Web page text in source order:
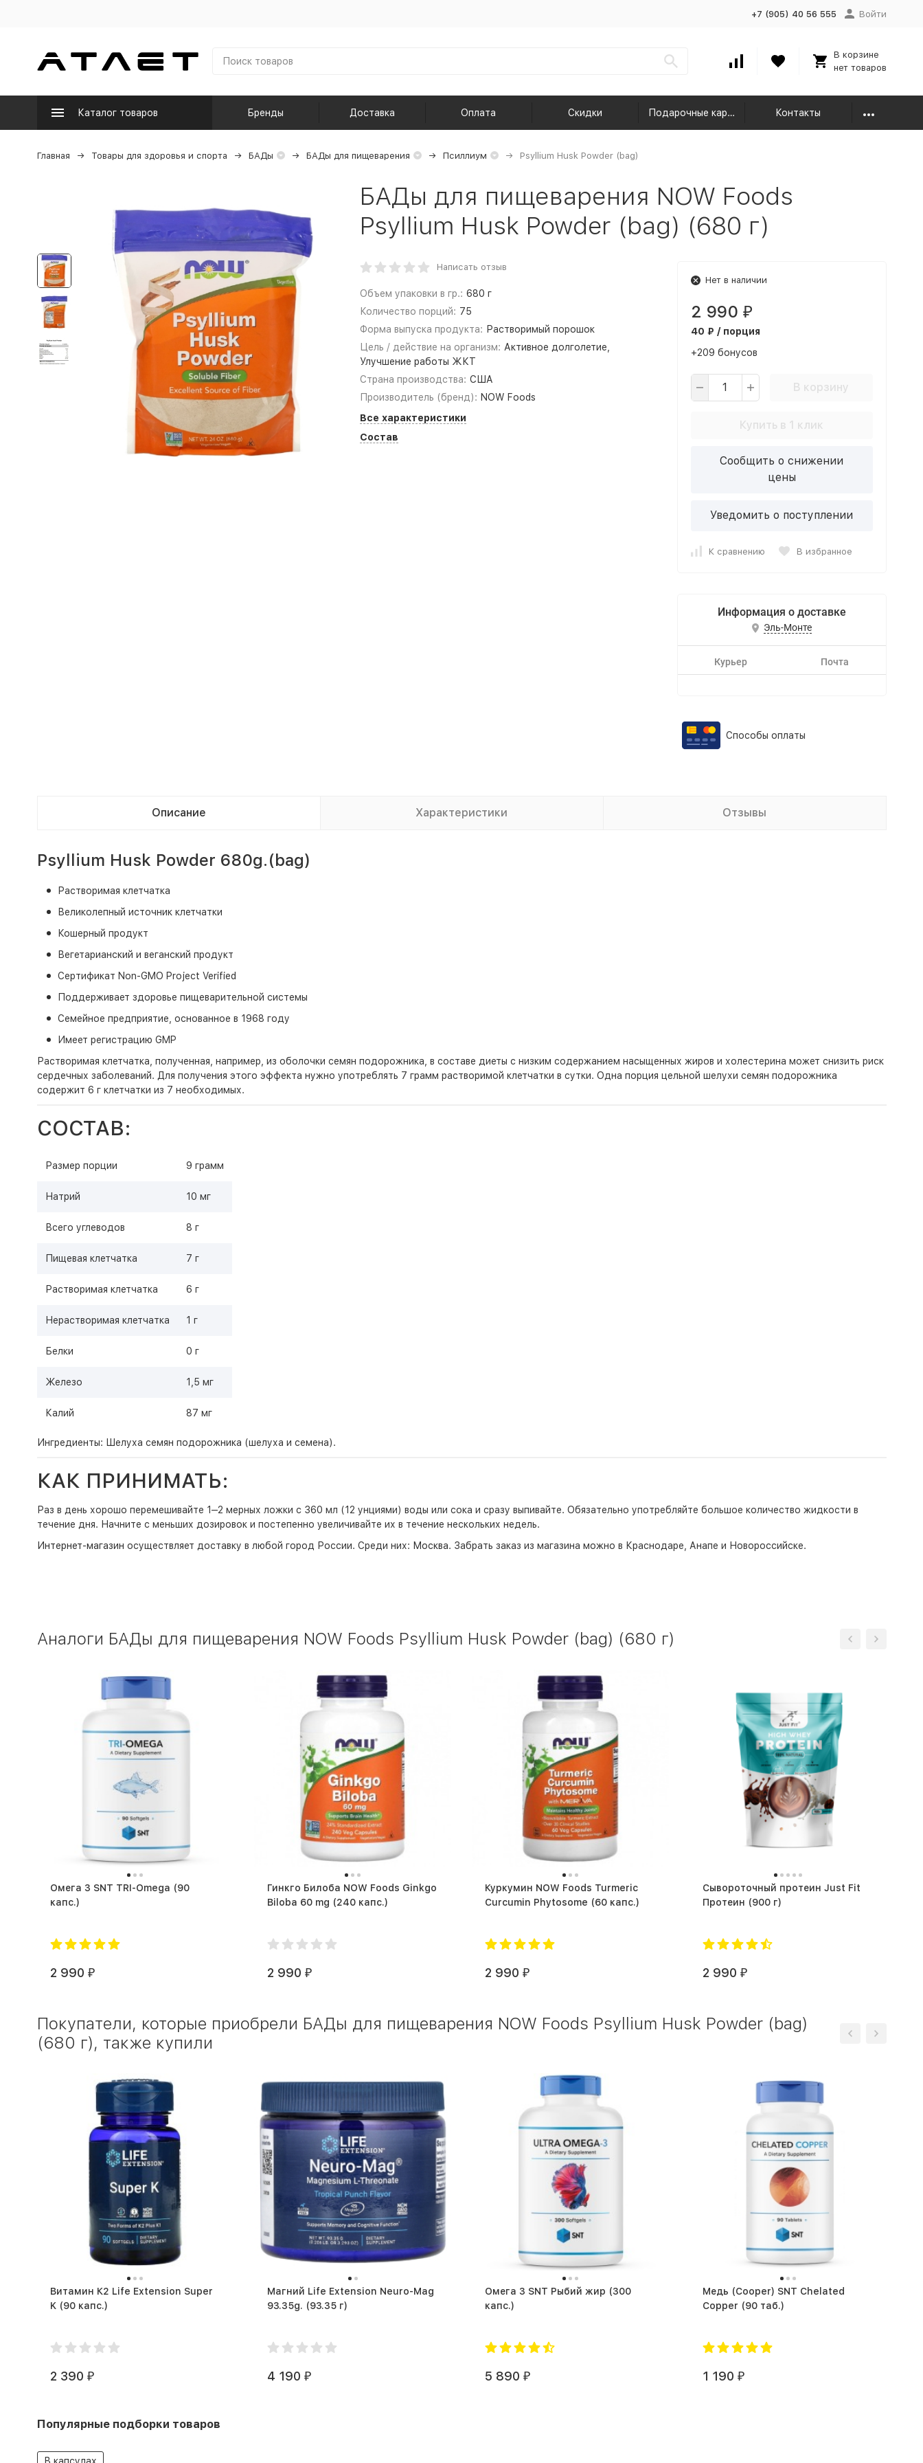
+7 (905) 40 56 555 Войти
В корзине
нет товаров
Каталог товаров Бренды Доставка Оплата Скидки Подарочные карты Контакты
Главная Товары для здоровья и спорта БАДы БАДы для пищеварения Псиллиум Psyllium Husk Powder (bag)
БАДы для пищеварения NOW Foods
Psyllium Husk Powder (bag) (680 г)
Написать отзыв
Объем упаковки в гр.: 680 г
Количество порций: 75
Форма выпуска продукта: Растворимый порошок
Цель / действие на организм: Активное долголетие,
Улучшение работы ЖКТ
Страна производства: США
Производитель (бренд): NOW Foods
Все характеристики
Состав
Нет в наличии
2 990 ₽
40 ₽ / порция
+209 бонусов
В корзину
Купить в 1 клик
Сообщить о снижении
цены
Уведомить о поступлении
К сравнению В избранное
Информация о доставке
Эль-Монте
Курьер Почта
Способы оплаты
Описание Характеристики Отзывы
Psyllium Husk Powder 680g.(bag)
Растворимая клетчатка
Великолепный источник клетчатки
Кошерный продукт
Вегетарианский и веганский продукт
Сертификат Non-GMO Project Verified
Поддерживает здоровье пищеварительной системы
Семейное предприятие, основанное в 1968 году
Имеет регистрацию GMP
Растворимая клетчатка, полученная, например, из оболочки семян подорожника, в составе диеты с низким содержанием насыщенных жиров и холестерина может снизить риск
сердечных заболеваний. Для получения этого эффекта нужно употреблять 7 грамм растворимой клетчатки в сутки. Одна порция цельной шелухи семян подорожника
содержит 6 г клетчатки из 7 необходимых.
СОСТАВ:
Размер порции 9 грамм
Натрий 10 мг
Всего углеводов 8 г
Пищевая клетчатка 7 г
Растворимая клетчатка 6 г
Нерастворимая клетчатка 1 г
Белки 0 г
Железо 1,5 мг
Калий 87 мг
Ингредиенты: Шелуха семян подорожника (шелуха и семена).
КАК ПРИНИМАТЬ:
Раз в день хорошо перемешивайте 1‒2 мерных ложки с 360 мл (12 унциями) воды или сока и сразу выпивайте. Обязательно употребляйте большое количество жидкости в
течение дня. Начните с меньших дозировок и постепенно увеличивайте их в течение нескольких недель.
Интернет-магазин осуществляет доставку в любой город России. Среди них: Москва. Забрать заказ из магазина можно в Краснодаре, Анапе и Новороссийске.
Аналоги БАДы для пищеварения NOW Foods Psyllium Husk Powder (bag) (680 г)
Омега 3 SNT TRI-Omega (90
капс.)
2 990 ₽
Гинкго Билоба NOW Foods Ginkgo
Biloba 60 mg (240 капс.)
2 990 ₽
Куркумин NOW Foods Turmeric
Curcumin Phytosome (60 капс.)
2 990 ₽
Сывороточный протеин Just Fit
Протеин (900 г)
2 990 ₽
Покупатели, которые приобрели БАДы для пищеварения NOW Foods Psyllium Husk Powder (bag)
(680 г), также купили
Витамин К2 Life Extension Super
K (90 капс.)
2 390 ₽
Магний Life Extension Neuro-Mag
93.35g. (93.35 г)
4 190 ₽
Омега 3 SNT Рыбий жир (300
капс.)
5 890 ₽
Медь (Cooper) SNT Chelated
Copper (90 таб.)
1 190 ₽
Популярные подборки товаров